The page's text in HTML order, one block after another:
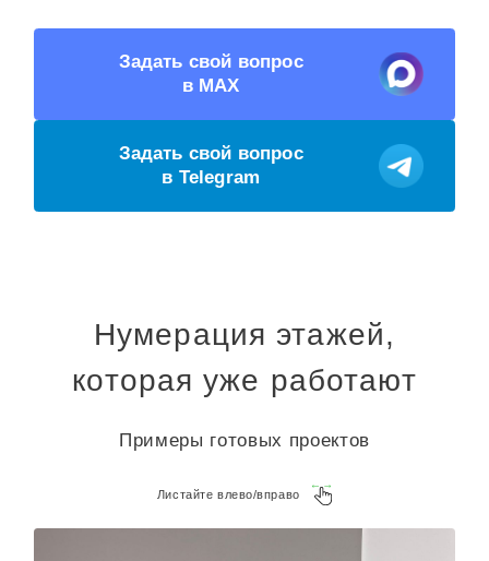
Задать свой вопрос
в MAX
Задать свой вопрос
в Telegram
Нумерация этажей,
которая уже работают
Примеры готовых проектов
Листайте влево/вправо